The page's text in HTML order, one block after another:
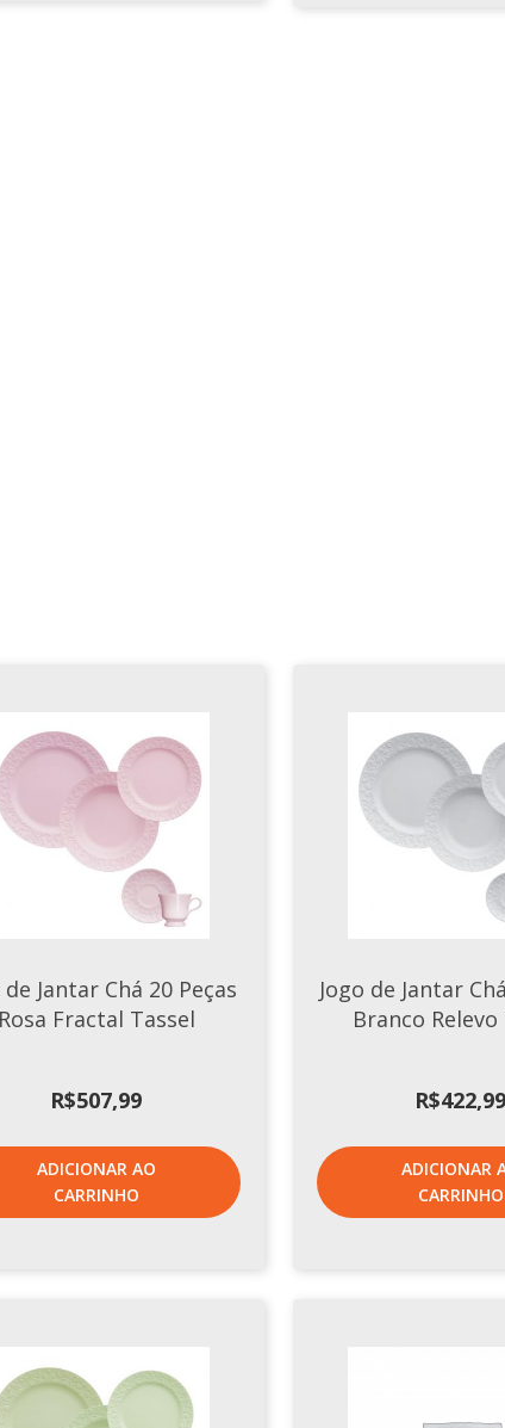
de Jantar Chá 20 Peças
Rosa Fractal Tassel
R$507,99
ADICIONAR AO
CARRINHO
Jogo de Jantar
Branco Relevo
R$422,99
ADICIONAR
CARRINHO